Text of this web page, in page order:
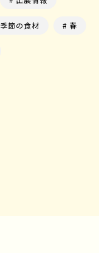
季節の食材 春